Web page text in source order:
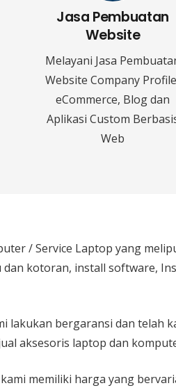
Jasa Pembuatan
Website
Melayani Jasa
Website Company
eCommerce, Blog dan
Aplikasi Custom
Web
/ Service Laptop yang
kotoran, install software,
lakukan bergaransi dan telah
aksesoris laptop dan
memiliki harga yang